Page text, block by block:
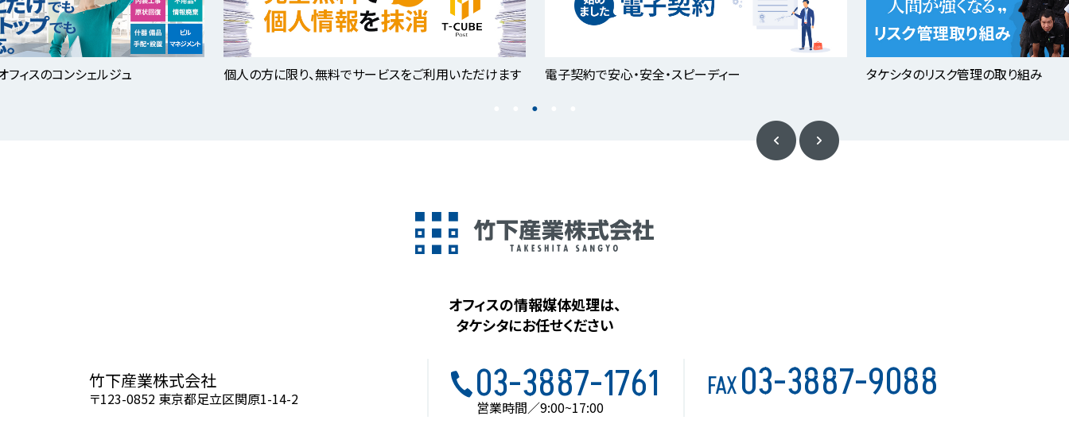
ィスのコンシェルジュ 個人の方に限り、無料でサービスをご利用いただけます 電子契約で安心・安全・スピーディー タケシタのリスク管理の取り組み
オフィスの情報媒体処理は、
タケシタにお任せください
竹下産業株式会社
〒123-0852 東京都足立区関原1-14-2 03-3887-1761
営業時間／9:00~17:00
FAX03-3887-9088